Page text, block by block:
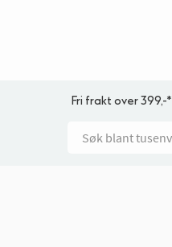
Fri frakt over 399,-*